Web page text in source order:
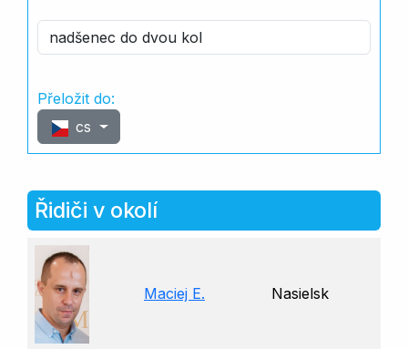
nadšenec do dvou kol
Přeložit do:
cs
Řidiči v okolí
Maciej E. Nasielsk